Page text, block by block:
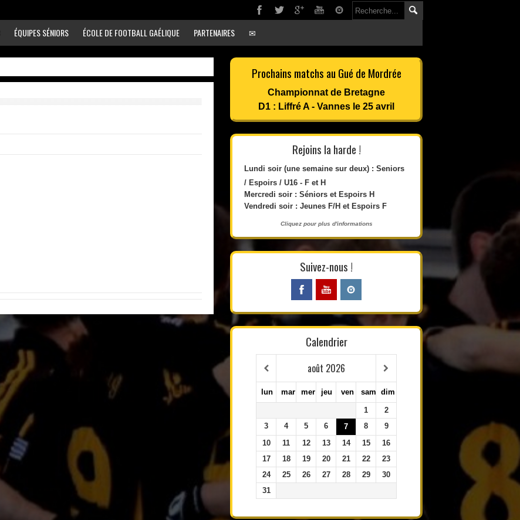
ÉQUIPES SÉNIORS ÉCOLE DE FOOTBALL GAÉLIQUE PARTENAIRES ✉
Prochains matchs au Gué de Mordrée
Championnat de Bretagne
D1 : Liffré A - Vannes le 25 avril
Rejoins la harde !
Lundi soir (une semaine sur deux) : Seniors
/ Espoirs / U16 - F et H
Mercredi soir : Séniors et Espoirs H
Vendredi soir : Jeunes F/H et Espoirs F
Cliquez pour plus d'informations
Suivez-nous !
Calendrier
août 2026
lun mar mer jeu ven sam dim
1
2
3
4 5 6 7 8
9
10
11 12 13 14 15
16
17
18 19 20 21 22
23
24
25 26 27 28 29
30
31